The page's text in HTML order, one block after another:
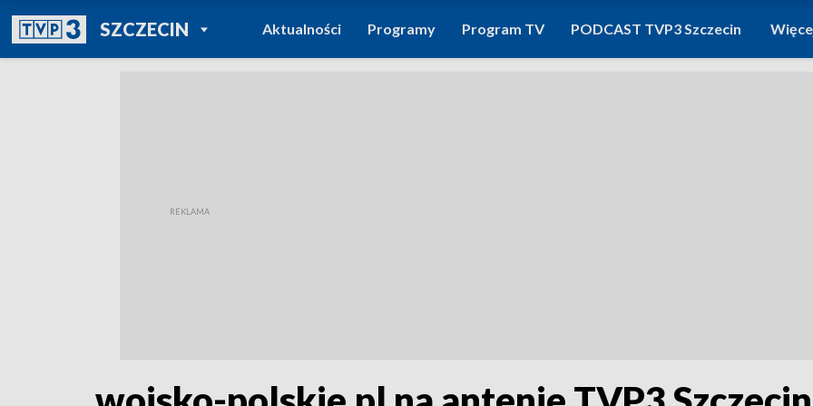
SZCZECINPOWRÓT DO
TVP REGIONY
Aktualności Programy Program TV PODCAST TVP3 Szczecin